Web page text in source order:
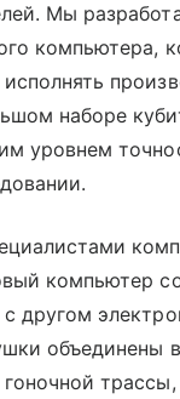
Мы
компьютера,
наборе
уровнем
компьютер
другом
объединены